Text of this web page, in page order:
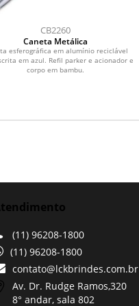
CB2260
Caneta Metálica
esferográfica em alumínio reciclável
em azul. Refil parker e acionador e
corpo em bambu.
(11) 96208-1800
(11) 96208-1800
contato@lckbrindes.com.br
Av. Dr. Rudge Ramos,320
8° andar, sala 802